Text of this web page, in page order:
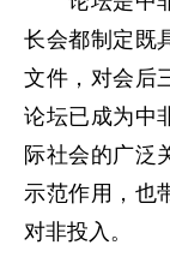
长会都制定既
文件，对会后
论坛已成为中
际社会的广泛
示范作用，也
对非投入。